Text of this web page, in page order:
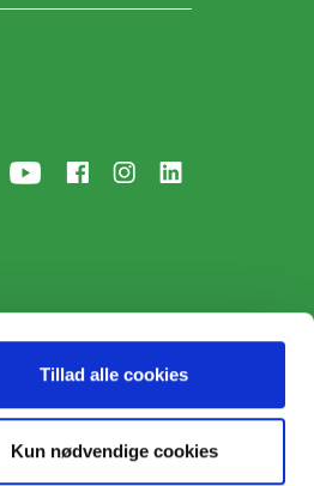
Tillad alle cookies
Kun nødvendige cookies